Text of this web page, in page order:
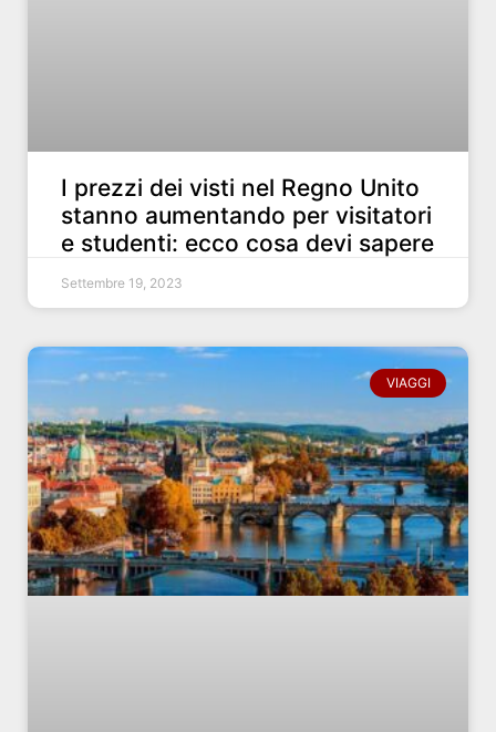
I prezzi dei visti nel Regno Unito
stanno aumentando per visitatori
e studenti: ecco cosa devi sapere
Settembre 19, 2023
VIAGGI